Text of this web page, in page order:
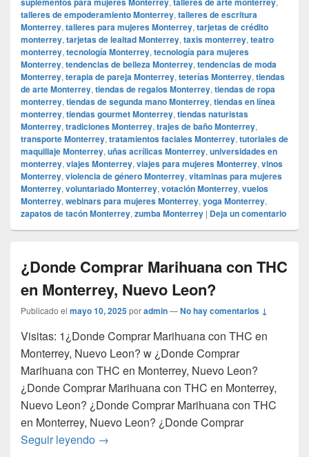
talleres de empoderamiento Monterrey, talleres de escritura
Monterrey, talleres para mujeres Monterrey, tarjetas de crédito
monterrey, tarjetas de lealtad Monterrey, taxis monterrey, teatro
monterrey, tecnología Monterrey, tecnología para mujeres
Monterrey, tendencias de belleza Monterrey, tendencias de moda
Monterrey, terapia de pareja Monterrey, teterías Monterrey, tiendas
de arte Monterrey, tiendas de regalos Monterrey, tiendas de ropa
monterrey, tiendas de segunda mano Monterrey, tiendas en línea
monterrey, tiendas gourmet Monterrey, tiendas naturistas
Monterrey, tradiciones Monterrey, trajes de baño Monterrey,
transporte Monterrey, tratamientos faciales Monterrey, tutoriales de
maquillaje Monterrey, uñas acrílicas Monterrey, universidades en
monterrey, viajes Monterrey, viajes para mujeres Monterrey, vinos
Monterrey, violencia de género Monterrey, vitaminas para mujeres
Monterrey, voluntariado Monterrey, votación Monterrey, vuelos
Monterrey, webinars para mujeres Monterrey, yoga Monterrey,
zapatos de tacón Monterrey, zumba Monterrey | Deja un comentario
¿Donde Comprar Marihuana con THC
en Monterrey, Nuevo Leon?
Publicado el mayo 10, 2025poradmin—No hay comentarios ↓
Visitas: 1¿Donde Comprar Marihuana con THC en
Monterrey, Nuevo Leon? w ¿Donde Comprar
Marihuana con THC en Monterrey, Nuevo Leon?
¿Donde Comprar Marihuana con THC en Monterrey,
Nuevo Leon? ¿Donde Comprar Marihuana con THC
en Monterrey, Nuevo Leon? ¿Donde Comprar
Seguir leyendo ¿Donde Comprar Marihuana con THC en
→